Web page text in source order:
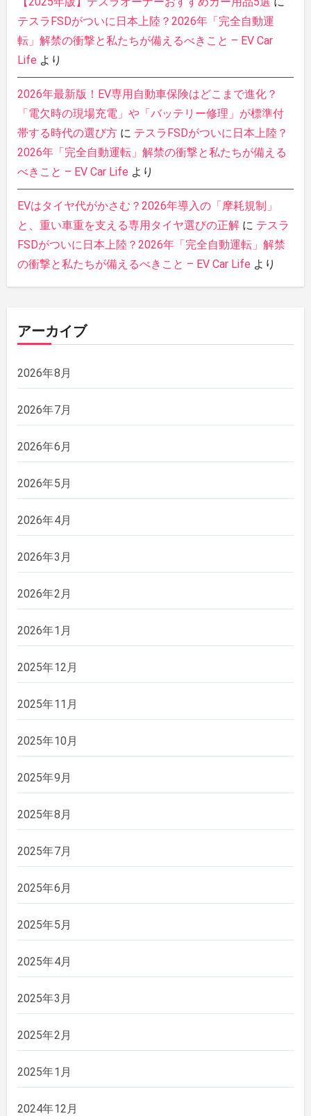
テスラFSDがついに日本上陸？2026年「完全自動運
転」解禁の衝撃と私たちが備えるべきこと – EV Car
Life より
2026年最新版！EV専用自動車保険はどこまで進化？
「電欠時の現場充電」や「バッテリー修理」が標準付
帯する時代の選び方に テスラFSDがついに日本上陸？
2026年「完全自動運転」解禁の衝撃と私たちが備える
べきこと – EV Car Life より
EVはタイヤ代がかさむ？2026年導入の「摩耗規制」
と、重い車重を支える専用タイヤ選びの正解に テスラ
FSDがついに日本上陸？2026年「完全自動運転」解禁
の衝撃と私たちが備えるべきこと – EV Car Life より
アーカイブ
2026年8月
2026年7月
2026年6月
2026年5月
2026年4月
2026年3月
2026年2月
2026年1月
2025年12月
2025年11月
2025年10月
2025年9月
2025年8月
2025年7月
2025年6月
2025年5月
2025年4月
2025年3月
2025年2月
2025年1月
2024年12月